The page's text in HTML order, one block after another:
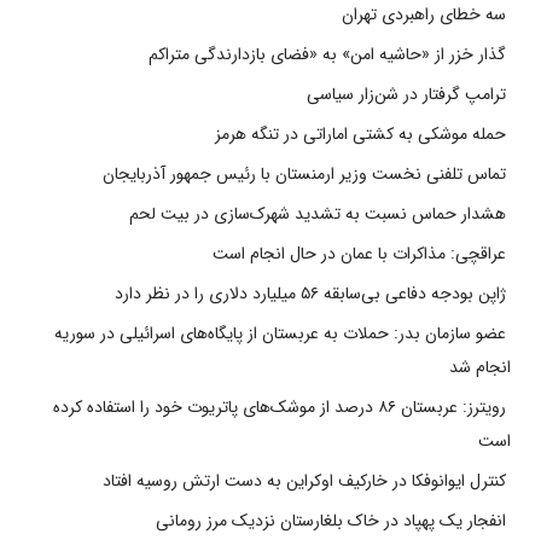
سه خطای راهبردی تهران
گذار خزر از «حاشیه امن» به «فضای بازدارندگی متراکم
ترامپ گرفتار در شن‌زار سیاسی
حمله موشکی به کشتی اماراتی در تنگه هرمز
تماس تلفنی نخست وزیر ارمنستان با رئیس جمهور آذربایجان
هشدار حماس نسبت به تشدید شهرک‌سازی در بیت‌ لحم
عراقچی: مذاکرات با عمان در حال انجام است
ژاپن بودجه دفاعی بی‌سابقه ۵۶ میلیارد دلاری را در نظر دارد
عضو سازمان بدر: حملات به عربستان از پایگاه‌های اسرائیلی در سوریه
انجام شد
رویترز: عربستان ۸۶ درصد از موشک‌های پاتریوت خود را استفاده کرده
است
کنترل ایوانوفکا در خارکیف اوکراین به دست ارتش روسیه افتاد
انفجار یک پهپاد در خاک بلغارستان نزدیک مرز رومانی